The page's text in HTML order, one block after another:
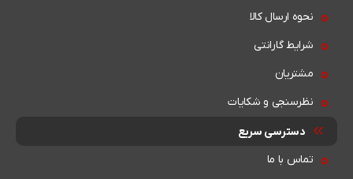
نحوه ارسال کالا
شرایط گارانتی
مشتریان
نظرسنجی و شکایات
دسترسی سریع
تماس با ما